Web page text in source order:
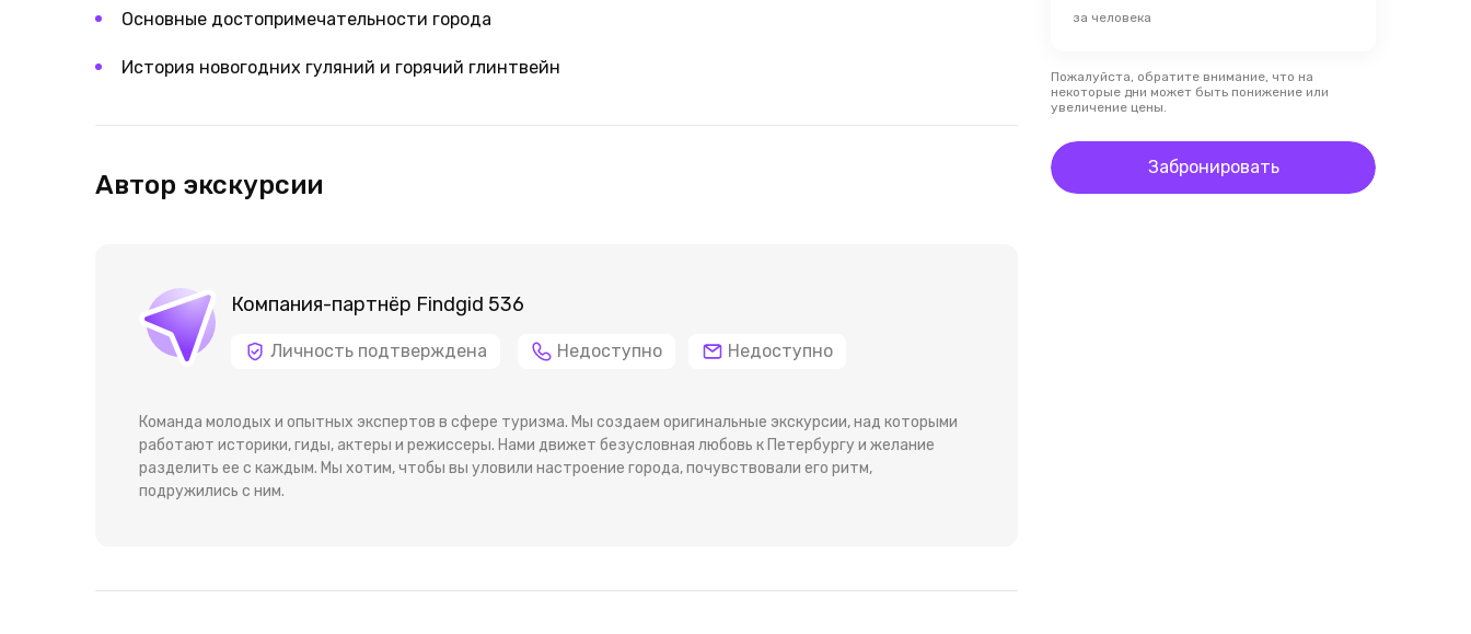
Основные достопримечательности города
История новогодних гуляний и горячий глинтвейн
Автор экскурсии
Компания-партнёр Findgid 536
Личность подтверждена Недоступно Недоступно
Команда молодых и опытных экспертов в сфере туризма. Мы создаем оригинальные экскурсии, над которыми
работают историки, гиды, актеры и режиссеры. Нами движет безусловная любовь к Петербургу и желание
разделить ее с каждым. Мы хотим, чтобы вы уловили настроение города, почувствовали его ритм,
подружились с ним.
за человека
Пожалуйста, обратите внимание, что на
некоторые дни может быть понижение или
увеличение цены.
Забронировать